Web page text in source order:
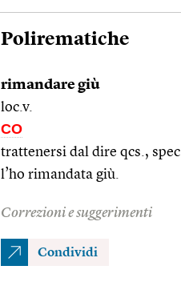
Polirematiche
rimandare giù
loc.v.
CO
trattenersi dal dire qcs.,
l’ho rimandata giù.
Correzioni e suggerimenti
Condividi